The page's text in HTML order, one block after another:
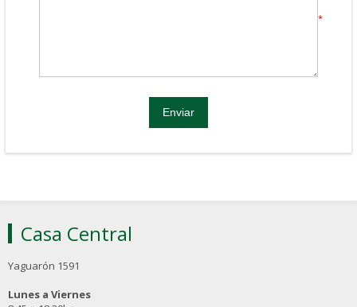
*
Casa Central
Yaguarón 1591
Lunes a Viernes